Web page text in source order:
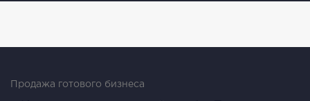
Продажа готового бизнеса